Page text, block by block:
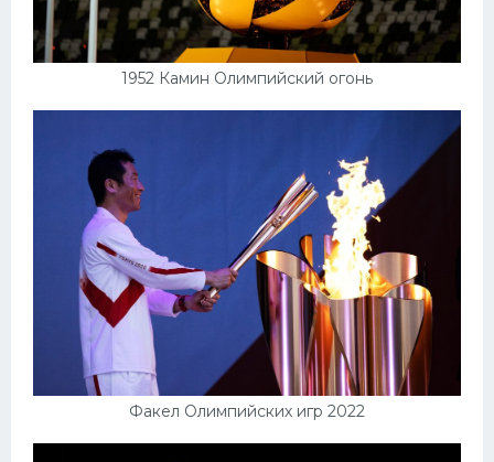
1952 Камин Олимпийский огонь
Факел Олимпийских игр 2022